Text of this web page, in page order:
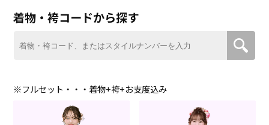
着物・袴コードから探す
※フルセット・・・着物+袴+お支度込み